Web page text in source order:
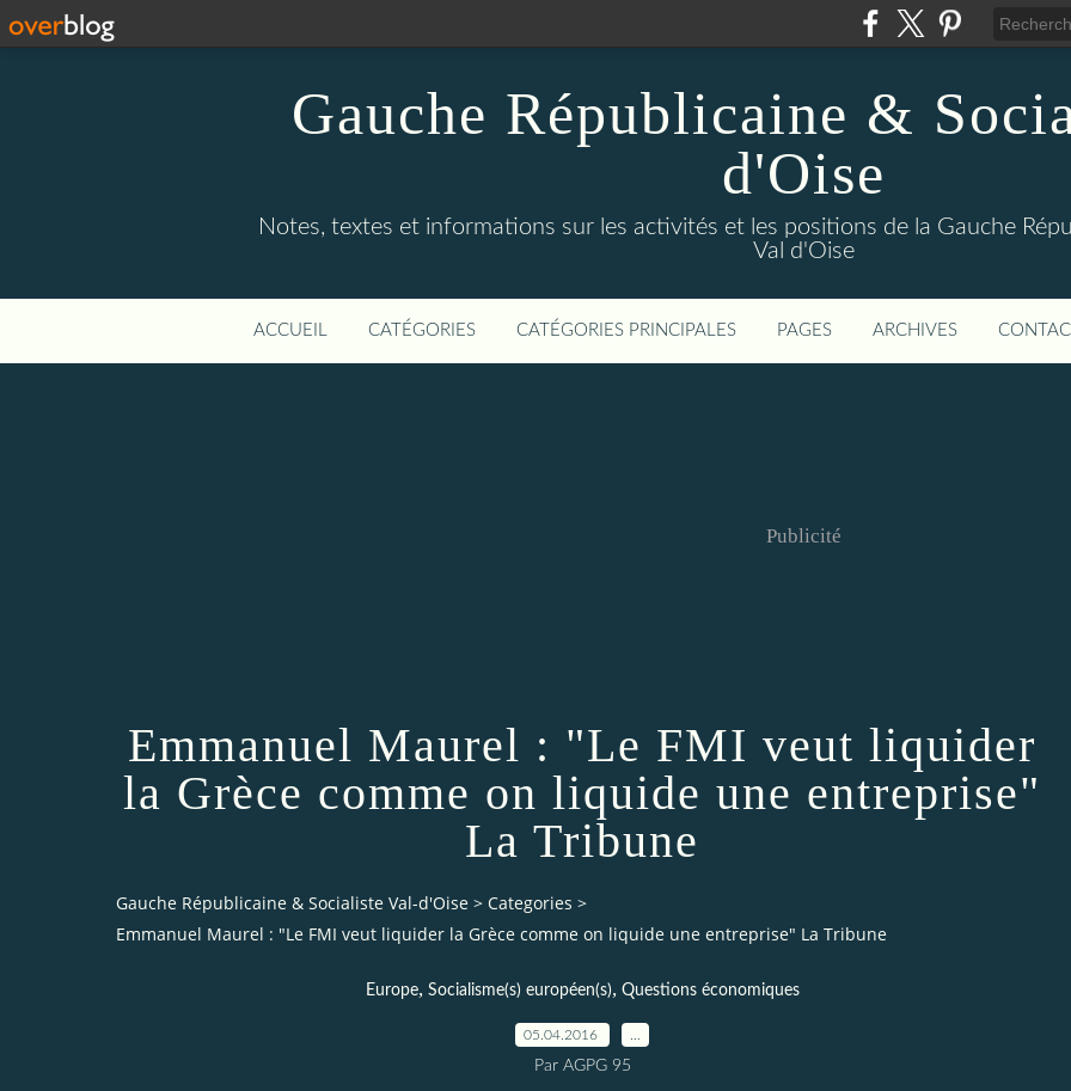
Gauche Républicaine &
d'Oise
Notes, textes et informations sur les activités et les positions de la Gauche
Val d'Oise
ACCUEIL CATÉGORIES CATÉGORIES PRINCIPALES PAGES ARCHIVES
Publicité
Emmanuel Maurel : "Le FMI veut liquider
la Grèce comme on liquide une entreprise"
La Tribune
Gauche Républicaine & Socialiste Val-d'Oise > Categories >
Emmanuel Maurel : "Le FMI veut liquider la Grèce comme on liquide une entreprise" La Tribune
Europe, Socialisme(s) européen(s), Questions économiques
05.04.2016
Par AGPG 95